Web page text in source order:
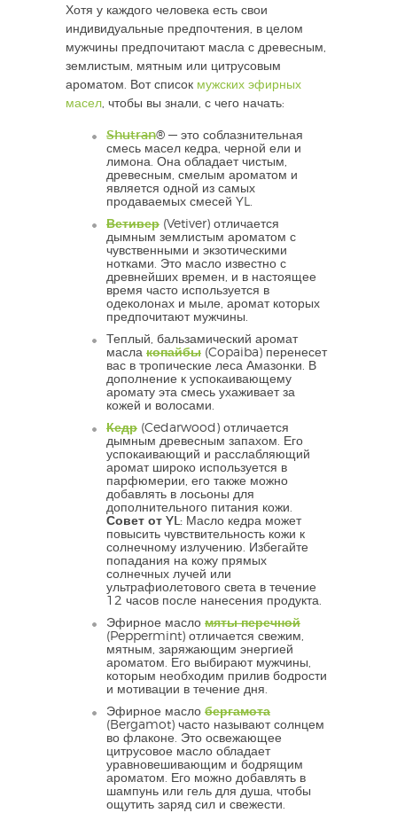
Хотя у каждого человека есть свои
индивидуальные предпочтения, в целом
мужчины предпочитают масла с древесным,
землистым, мятным или цитрусовым
ароматом. Вот список мужских эфирных
масел, чтобы вы знали, с чего начать:
Shutran® — это соблазнительная
смесь масел кедра, черной ели и
лимона. Она обладает чистым,
древесным, смелым ароматом и
является одной из самых
продаваемых смесей YL.
Ветивер (Vetiver) отличается
дымным землистым ароматом с
чувственными и экзотическими
нотками. Это масло известно с
древнейших времен, и в настоящее
время часто используется в
одеколонах и мыле, аромат которых
предпочитают мужчины.
Теплый, бальзамический аромат
масла копайбы (Copaiba) перенесет
вас в тропические леса Амазонки. В
дополнение к успокаивающему
аромату эта смесь ухаживает за
кожей и волосами.
Кедр (Cedarwood) отличается
дымным древесным запахом. Его
успокаивающий и расслабляющий
аромат широко используется в
парфюмерии, его также можно
добавлять в лосьоны для
дополнительного питания кожи.
Совет от YL: Масло кедра может
повысить чувствительность кожи к
солнечному излучению. Избегайте
попадания на кожу прямых
солнечных лучей или
ультрафиолетового света в течение
12 часов после нанесения продукта.
Эфирное масло мяты перечной
(Peppermint) отличается свежим,
мятным, заряжающим энергией
ароматом. Его выбирают мужчины,
которым необходим прилив бодрости
и мотивации в течение дня.
Эфирное масло бергамота
(Bergamot) часто называют солнцем
во флаконе. Это освежающее
цитрусовое масло обладает
уравновешивающим и бодрящим
ароматом. Его можно добавлять в
шампунь или гель для душа, чтобы
ощутить заряд сил и свежести.